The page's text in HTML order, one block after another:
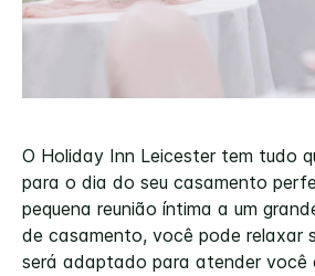
O Holiday Inn Leicester tem tudo
para o dia do seu casamento
pequena reunião íntima a um
de casamento, você pode relaxar
será adaptado para atender você